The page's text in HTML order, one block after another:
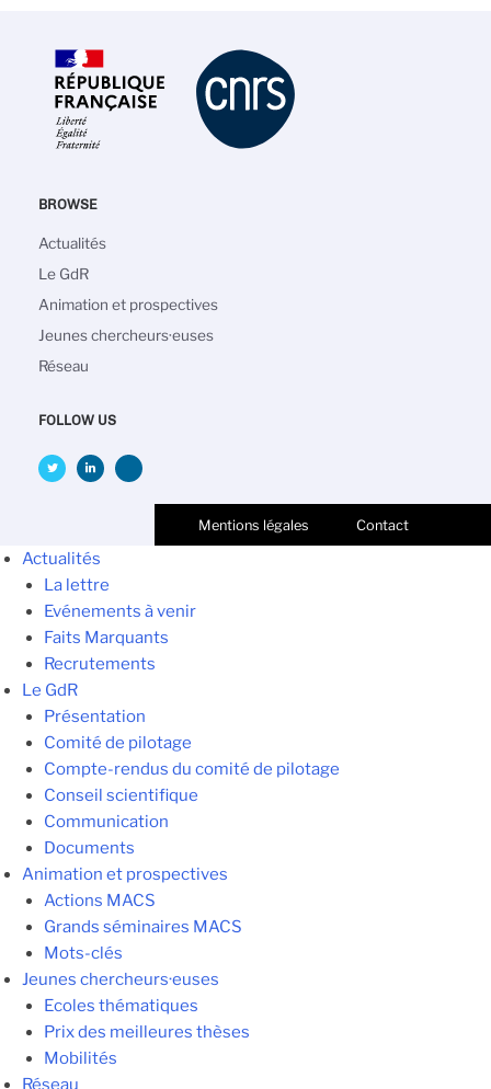
BROWSE
Navigation
principale
Actualités
Le GdR
Animation et prospectives
Jeunes chercheurs·euses
Réseau
FOLLOW US
Mentions légales Contact
Actualités
La lettre
Evénements à venir
Faits Marquants
Recrutements
Le GdR
Présentation
Comité de pilotage
Compte-rendus du comité de pilotage
Conseil scientifique
Communication
Documents
Animation et prospectives
Actions MACS
Grands séminaires MACS
Mots-clés
Jeunes chercheurs·euses
Ecoles thématiques
Prix des meilleures thèses
Mobilités
Réseau